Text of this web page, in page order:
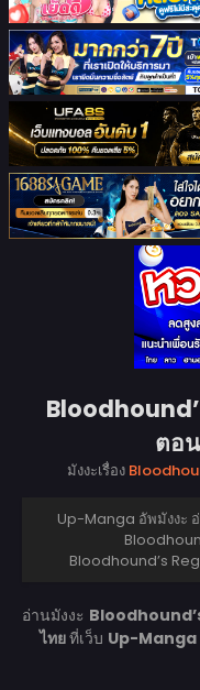
ตอ
มังงะเรื่อง
Up-Manga อัพมังงะ
Bloodhound’s
อ่านมังงะ
ไทยที่เว็บ Up-Manga